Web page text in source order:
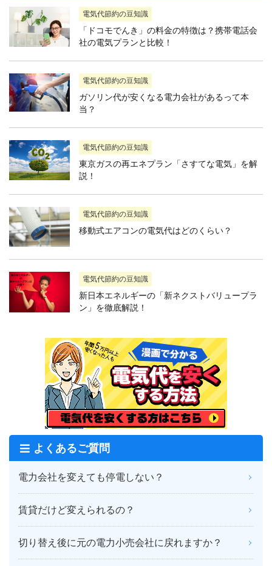
電気代節約の豆知識
「ドコモでんき」の料金の特徴は？携帯電話会
社の電気プランと比較！
電気代節約の豆知識
ガソリン代が安くなる電力会社があるって本
当？
電気代節約の豆知識
東京ガスの再エネプラン「さすてな電気」を解
説！
電気代節約の豆知識
移動式エアコンの電気代はどのくらい？
電気代節約の豆知識
新日本エネルギーの「新ネクストバリュープラ
ン」を徹底解説！
よくあるご質問
電力会社を変えても停電しない？
賃貸だけど変えられるの？
切り替え後に元の電力小売会社に戻れますか？